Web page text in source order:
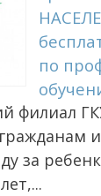
по
филиал
за